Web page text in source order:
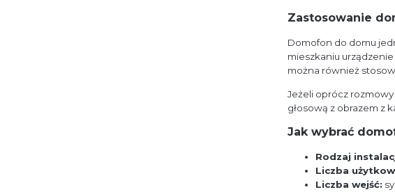
Zastosowanie
Domofon do domu
mieszkaniu
można również
Jeżeli oprócz
głosową z obrazem z
Jak wybrać
Rodzaj
Liczba
Liczba wejść: